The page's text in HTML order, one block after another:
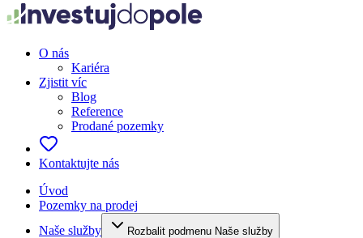
O nás
Kariéra
Zjistit víc
Blog
Reference
Prodané pozemky
Kontaktujte nás
Úvod
Pozemky na prodej
Naše služby
Rozbalit podmenu Naše služby